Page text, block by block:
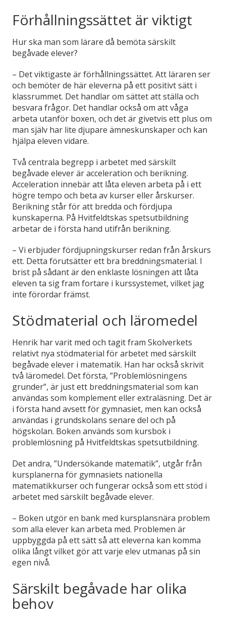
Förhållningssättet är viktigt
Hur ska man som lärare då bemöta särskilt
begåvade elever?
– Det viktigaste är förhållningssättet. Att läraren ser
och bemöter de här eleverna på ett positivt sätt i
klassrummet. Det handlar om sättet att ställa och
besvara frågor. Det handlar också om att våga
arbeta utanför boxen, och det är givetvis ett plus om
man själv har lite djupare ämneskunskaper och kan
hjälpa eleven vidare.
Två centrala begrepp i arbetet med särskilt
begåvade elever är acceleration och berikning.
Acceleration innebär att låta eleven arbeta på i ett
högre tempo och beta av kurser eller årskurser.
Berikning står för att bredda och fördjupa
kunskaperna. På Hvitfeldtskas spetsutbildning
arbetar de i första hand utifrån berikning.
– Vi erbjuder fördjupningskurser redan från årskurs
ett. Detta förutsätter ett bra breddningsmaterial. I
brist på sådant är den enklaste lösningen att låta
eleven ta sig fram fortare i kurssystemet, vilket jag
inte förordar främst.
Stödmaterial och läromedel
Henrik har varit med och tagit fram Skolverkets
relativt nya stödmaterial för arbetet med särskilt
begåvade elever i matematik. Han har också skrivit
två läromedel. Det första, ”Problemlösningens
grunder”, är just ett breddningsmaterial som kan
användas som komplement eller extraläsning. Det är
i första hand avsett för gymnasiet, men kan också
användas i grundskolans senare del och på
högskolan. Boken används som kursbok i
problemlösning på Hvitfeldtskas spetsutbildning.
Det andra, ”Undersökande matematik”, utgår från
kursplanerna för gymnasiets nationella
matematikkurser och fungerar också som ett stöd i
arbetet med särskilt begåvade elever.
– Boken utgör en bank med kursplansnära problem
som alla elever kan arbeta med. Problemen är
uppbyggda på ett sätt så att eleverna kan komma
olika långt vilket gör att varje elev utmanas på sin
egen nivå.
Särskilt begåvade har olika
behov